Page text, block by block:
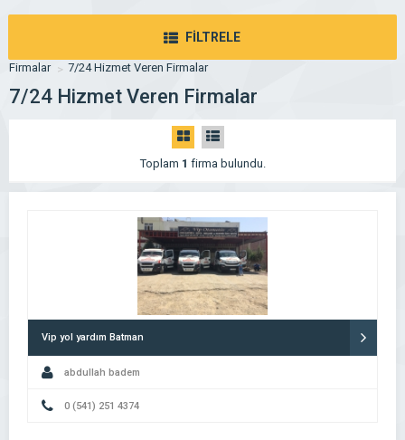
FİLTRELE
Firmalar 7/24 Hizmet Veren Firmalar
7/24 Hizmet Veren Firmalar
Toplam 1 firma bulundu.
Vip yol yardım Batman
abdullah badem
0 (541) 251 4374